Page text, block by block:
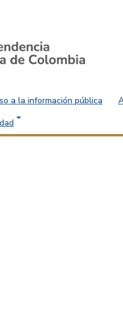
a la información pública